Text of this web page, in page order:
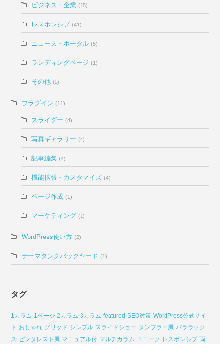
ビジネス・企業 (15)
レスポンシブ (41)
ニュース・ポータル (5)
ランディングページ (1)
その他 (1)
プラグイン (11)
スライダー (4)
写真ギャラリー (4)
記事編集 (4)
機能拡張・カスタマイズ (4)
ページ作成 (1)
マーケティング (1)
WordPress使い方 (2)
テーマタンクバックヤード (1)
タグ
1カラム 1ページ 2カラム 3カラム featured SEO対策 WordPress公式サイ
ト おしゃれ グリッド シンプル スライドショー タンブラー風 パララック
ス ピンタレスト風 マニュアル付 マルチカラム ユニーク レスポンシブ 両